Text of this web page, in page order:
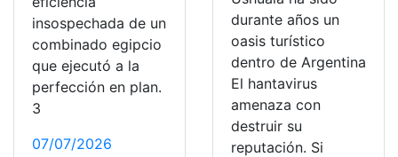
insospechada de un
combinado egipcio
que ejecutó a la
perfección en plan.
3
07/07/2026
durante años un
oasis turístico
dentro de Argentina
El hantavirus
amenaza con
destruir su
reputación. Si